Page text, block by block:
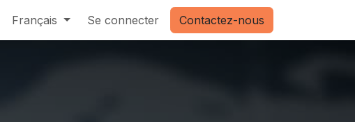
Français Se connecter Contactez-nous